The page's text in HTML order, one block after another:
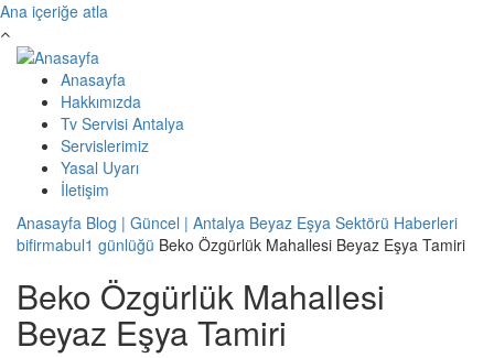
Ana içeriğe atla
Anasayfa
Hakkımızda
Tv Servisi Antalya
Servislerimiz
Yasal Uyarı
İletişim
Anasayfa Blog | Güncel | Antalya Beyaz Eşya Sektörü Haberleri
bifirmabul1 günlüğü Beko Özgürlük Mahallesi Beyaz Eşya Tamiri
Beko Özgürlük Mahallesi
Beyaz Eşya Tamiri